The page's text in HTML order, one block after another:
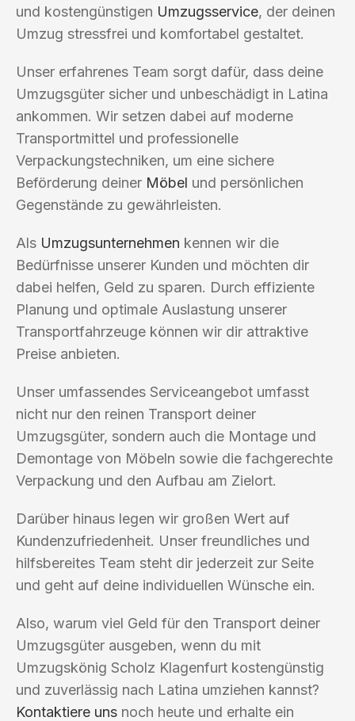
und kostengünstigen Umzugsservice, der deinen
Umzug stressfrei und komfortabel gestaltet.
Unser erfahrenes Team sorgt dafür, dass deine
Umzugsgüter sicher und unbeschädigt in Latina
ankommen. Wir setzen dabei auf moderne
Transportmittel und professionelle
Verpackungstechniken, um eine sichere
Beförderung deiner Möbel und persönlichen
Gegenstände zu gewährleisten.
Als Umzugsunternehmen kennen wir die
Bedürfnisse unserer Kunden und möchten dir
dabei helfen, Geld zu sparen. Durch effiziente
Planung und optimale Auslastung unserer
Transportfahrzeuge können wir dir attraktive
Preise anbieten.
Unser umfassendes Serviceangebot umfasst
nicht nur den reinen Transport deiner
Umzugsgüter, sondern auch die Montage und
Demontage von Möbeln sowie die fachgerechte
Verpackung und den Aufbau am Zielort.
Darüber hinaus legen wir großen Wert auf
Kundenzufriedenheit. Unser freundliches und
hilfsbereites Team steht dir jederzeit zur Seite
und geht auf deine individuellen Wünsche ein.
Also, warum viel Geld für den Transport deiner
Umzugsgüter ausgeben, wenn du mit
Umzugskönig Scholz Klagenfurt kostengünstig
und zuverlässig nach Latina umziehen kannst?
Kontaktiere uns noch heute und erhalte ein